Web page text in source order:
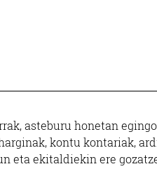
asteburu honetan
kontu kontariak,
eta ekitaldiekin ere